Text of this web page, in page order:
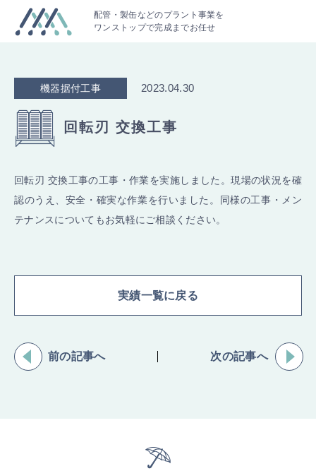
配管・製缶などのプラント事業を
ワンストップで完成までお任せ
機器据付工事 2023.04.30
回転刃 交換工事
回転刃 交換工事の工事・作業を実施しました。現場の状況を確
認のうえ、安全・確実な作業を行いました。同様の工事・メン
テナンスについてもお気軽にご相談ください。
実績一覧に戻る
前の記事へ 次の記事へ